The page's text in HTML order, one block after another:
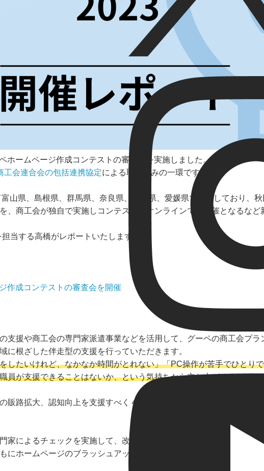
ホームページ作成コンテストの審査会を実施しました。
工会連合会の包括連携協定による取り組みの一環です。
山県、島根県、群馬県、奈良県、福島県、愛媛県で開催しており、秋
、商工会が独自で実施しコンテストもオンラインでの開催となるなど
当する高橋がレポートいたします。
作成コンテストの審査会を開催
支援や商工会の専門家派遣事業などを活用して、グーペの商工会プ
根ざした伴走型の支援を行っていただきます。
したいけれど、なかなか時間がとれない」「PC操作が苦手でひとり
が支援できることはないか、という気持ちから立ち上がりました。
販路拡大、認知向上を支援すべく４月から12月までをエントリー期間
家によるチェックを実施して、改善点などを商工会の職員さまへフ
ホームページのブラッシュアップをします。